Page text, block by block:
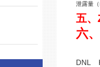
泄露量
五
六
DNL